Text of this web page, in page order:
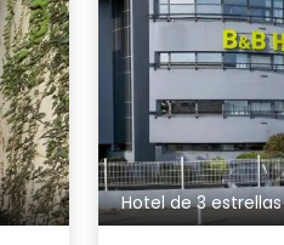
Hotel de 3 estrellas